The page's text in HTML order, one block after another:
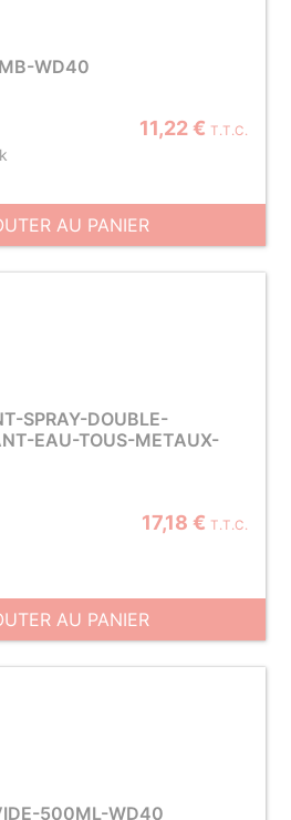
WD40
11,22 € T.T.C.
AU PANIER
SPRAY-DOUBLE-
EAU-TOUS-METAUX-
17,18 € T.T.C.
AU PANIER
500ML-WD40